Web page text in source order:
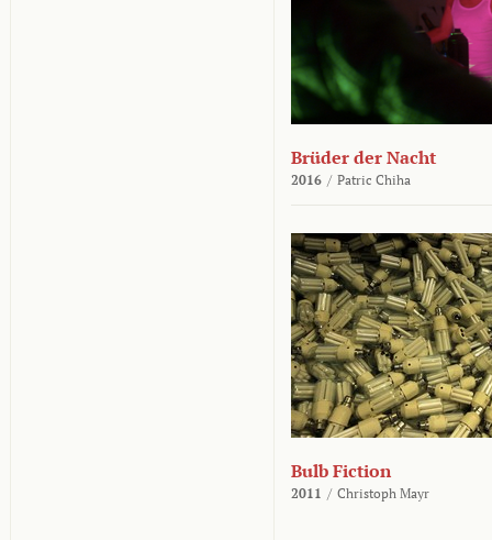
Brüder der Nacht
2016 / Patric Chiha
Bulb Fiction
2011 / Christoph Mayr